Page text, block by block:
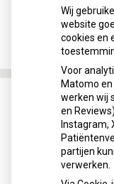
Wij
website
cookies en
Voor
Matomo
werken wij
en
Instagram,
partijen
verwerken.